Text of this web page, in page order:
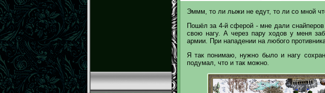
Эммм, то ли лыжи не едут, то ли со мной
Пошёл за 4-й сферой - мне дали
свою нагу. А через пару ходов у меня
армии. При нападении на любого
Я так понимаю, нужно было и нагу
подумал, что и так можно.